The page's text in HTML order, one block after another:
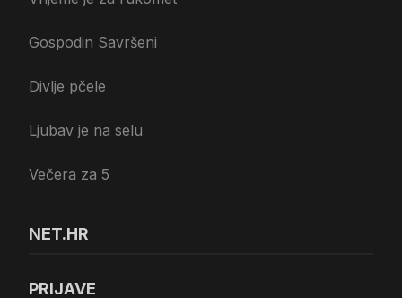
Gospodin Savršeni
Divlje pčele
Ljubav je na selu
Večera za 5
NET.HR
PRIJAVE